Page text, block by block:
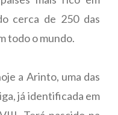
cerca de 250 das
todo o mundo.
a Arinto, uma das
já identificada em